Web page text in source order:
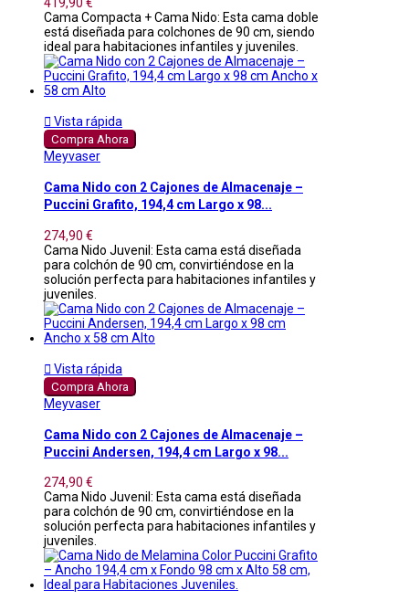
Cama Compacta + Cama Nido: Esta cama doble
está diseñada para colchones de 90 cm, siendo
ideal para habitaciones infantiles y juveniles.
 Vista rápida
Compra Ahora
Meyvaser
Cama Nido con 2 Cajones de Almacenaje –
Puccini Grafito, 194,4 cm Largo x 98...
274,90 €
Cama Nido Juvenil: Esta cama está diseñada
para colchón de 90 cm, convirtiéndose en la
solución perfecta para habitaciones infantiles y
juveniles.
 Vista rápida
Compra Ahora
Meyvaser
Cama Nido con 2 Cajones de Almacenaje –
Puccini Andersen, 194,4 cm Largo x 98...
274,90 €
Cama Nido Juvenil: Esta cama está diseñada
para colchón de 90 cm, convirtiéndose en la
solución perfecta para habitaciones infantiles y
juveniles.